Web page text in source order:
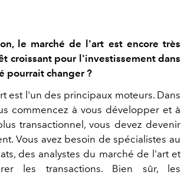
le marché de l'art est encore très
croissant pour l'investissement dans
pourrait changer ?
est l'un des principaux moteurs. Dans
commencez à vous développer et à
transactionnel, vous devez devenir
Vous avez besoin de spécialistes au
des analystes du marché de l'art et
les transactions. Bien sûr, les